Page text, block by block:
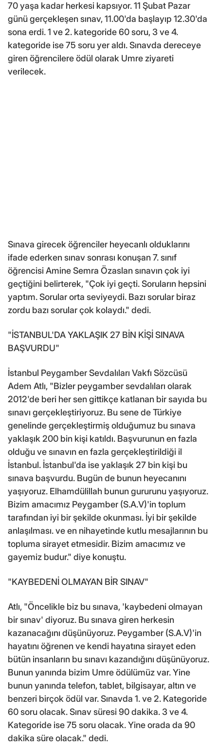
70 yaşa kadar herkesi kapsıyor. 11 Şubat Pazar
günü gerçekleşen sınav, 11.00'da başlayıp 12.30'da
sona erdi. 1 ve 2. kategoride 60 soru, 3 ve 4.
kategoride ise 75 soru yer aldı. Sınavda dereceye
giren öğrencilere ödül olarak Umre ziyareti
verilecek.
Sınava girecek öğrenciler heyecanlı olduklarını
ifade ederken sınav sonrası konuşan 7. sınıf
öğrencisi Amine Semra Özaslan sınavın çok iyi
geçtiğini belirterek, "Çok iyi geçti. Soruların hepsini
yaptım. Sorular orta seviyeydi. Bazı sorular biraz
zordu bazı sorular çok kolaydı." dedi.
"İSTANBUL'DA YAKLAŞIK 27 BİN KİŞİ SINAVA
BAŞVURDU"
İstanbul Peygamber Sevdalıları Vakfı Sözcüsü
Adem Atlı, "Bizler peygamber sevdalıları olarak
2012'de beri her sen gittikçe katlanan bir sayıda bu
sınavı gerçekleştiriyoruz. Bu sene de Türkiye
genelinde gerçekleştirmiş olduğumuz bu sınava
yaklaşık 200 bin kişi katıldı. Başvurunun en fazla
olduğu ve sınavın en fazla gerçekleştirildiği il
İstanbul. İstanbul'da ise yaklaşık 27 bin kişi bu
sınava başvurdu. Bugün de bunun heyecanını
yaşıyoruz. Elhamdülillah bunun gururunu yaşıyoruz.
Bizim amacımız Peygamber (S.A.V)'in toplum
tarafından iyi bir şekilde okunması. İyi bir şekilde
anlaşılması. ve en nihayetinde kutlu mesajlarının bu
topluma sirayet etmesidir. Bizim amacımız ve
gayemiz budur." diye konuştu.
"KAYBEDENİ OLMAYAN BİR SINAV"
Atlı, "Öncelikle biz bu sınava, 'kaybedeni olmayan
bir sınav' diyoruz. Bu sınava giren herkesin
kazanacağını düşünüyoruz. Peygamber (S.A.V)'in
hayatını öğrenen ve kendi hayatına sirayet eden
bütün insanların bu sınavı kazandığını düşünüyoruz.
Bunun yanında bizim Umre ödülümüz var. Yine
bunun yanında telefon, tablet, bilgisayar, altın ve
benzeri birçok ödül var. Sınavda 1. ve 2. Kategoride
60 soru olacak. Sınav süresi 90 dakika. 3 ve 4.
Kategoride ise 75 soru olacak. Yine orada da 90
dakika süre olacak." dedi.